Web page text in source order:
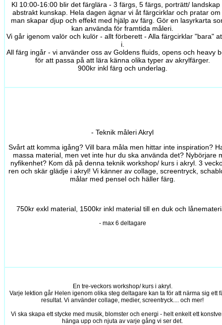
Kl 10:00-16:00 blir det färglära - 3 färgs, 5 färgs, porträtt/ landskap
abstrakt kunskap. Hela dagen ägnar vi åt färgcirklar och pratar om
man skapar djup och effekt med hjälp av färg. Gör en lasyrkarta
kan använda för framtida måleri.
Vi går igenom valör och kulör - allt förberett - Alla färgcirklar "bara"
i.
All färg ingår - vi använder oss av Goldens fluids, opens och heavy
för att passa på att lära känna olika typer av akrylfärger.
900kr inkl färg och underlag.
- Teknik måleri Akryl
Svårt att komma igång? Vill bara måla men hittar inte inspiration?
massa material, men vet inte hur du ska använda det? Nybörjare
nyfikenhet? Kom då på denna teknik workshop/ kurs i akryl. 3
ren och skär glädje i akryl! Vi känner av collage, screentryck,
målar med pensel och häller färg.
750kr exkl material, 1500kr inkl material till en duk och
- max 6 deltagare
En tre-veckors workshop/ kurs i akryl.
Varje lektion går Helen igenom olika steg deltagare kan ta för att närma sig ett
resultat. Vi använder collage, medier, screentryck.... och mer!
Vi ska skapa ett stycke med musik, blomster och energi - helt enkelt ett
hänga upp och njuta av varje gång vi ser det.